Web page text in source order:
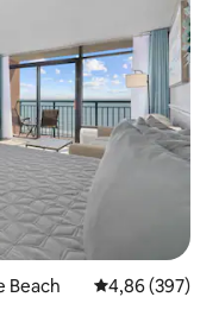
Beach Évaluation
4,86 (397)